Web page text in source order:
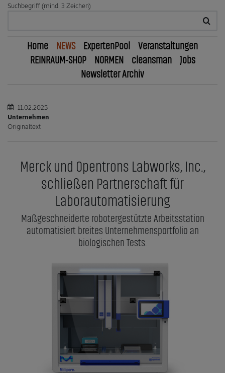
Suchbegriff (mind. 3 Zeichen)
Home NEWS ExpertenPool
Veranstaltungen
REINRAUM-SHOP
NORMEN cleansman
Jobs
Newsletter Archiv
11.02.2025
Unternehmen
Originaltext
Merck und Opentrons Labworks, Inc.,
schließen Partnerschaft für
Laborautomatisierung
Maßgeschneiderte robotergestützte Arbeitsstation
automatisiert breites Unternehmensportfolio an
biologischen Tests.